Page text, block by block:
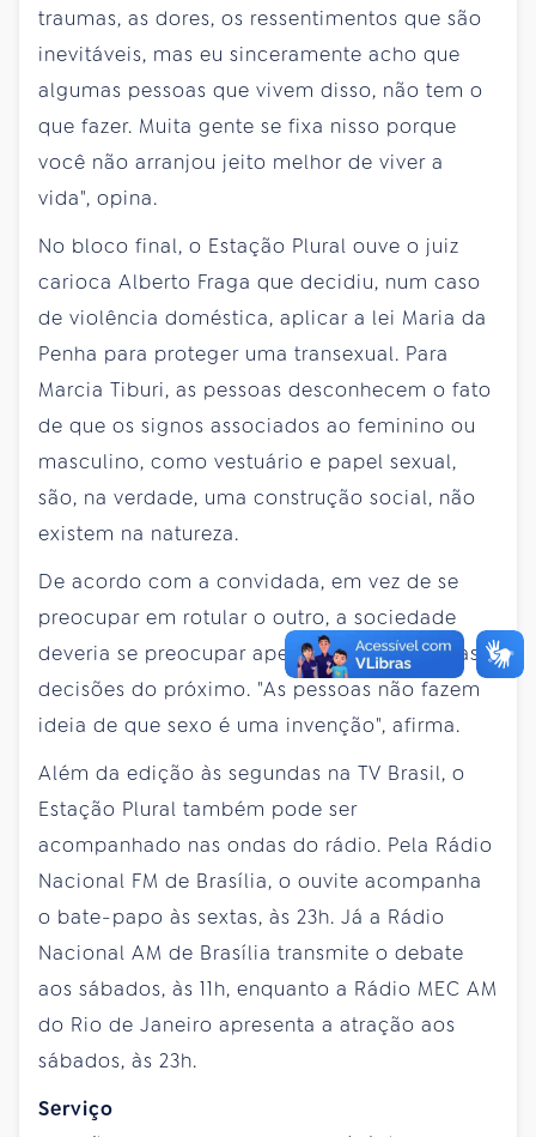
traumas, as dores, os ressentimentos que são
inevitáveis, mas eu sinceramente acho que
algumas pessoas que vivem disso, não tem o
que fazer. Muita gente se fixa nisso porque
você não arranjou jeito melhor de viver a
vida", opina.
No bloco final, o Estação Plural ouve o juiz
carioca Alberto Fraga que decidiu, num caso
de violência doméstica, aplicar a lei Maria da
Penha para proteger uma transexual. Para
Marcia Tiburi, as pessoas desconhecem o fato
de que os signos associados ao feminino ou
masculino, como vestuário e papel sexual,
são, na verdade, uma construção social, não
existem na natureza.
De acordo com a convidada, em vez de se
preocupar em rotular o outro, a sociedade
deveria se preocupar apenas em respeitar as
decisões do próximo. "As pessoas não fazem
ideia de que sexo é uma invenção", afirma.
Além da edição às segundas na TV Brasil, o
Estação Plural também pode ser
acompanhado nas ondas do rádio. Pela Rádio
Nacional FM de Brasília, o ouvite acompanha
o bate-papo às sextas, às 23h. Já a Rádio
Nacional AM de Brasília transmite o debate
aos sábados, às 11h, enquanto a Rádio MEC AM
do Rio de Janeiro apresenta a atração aos
sábados, às 23h.
Serviço